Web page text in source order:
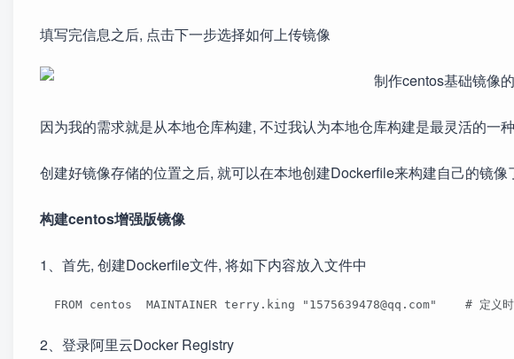
填写完信息之后, 点击下一步选择如何上传镜像
因为我的需求就是从本地仓库构建, 不过我认为本地仓库构建是最灵活的一
创建好镜像存储的位置之后, 就可以在本地创建Dockerfile来构建自己的镜像
构建centos增强版镜像
1、首先, 创建Dockerfile文件, 将如下内容放入文件中
FROM centos  MAINTAINER terry.king "1575639478@qq.com"    # 定
2、登录阿里云Docker Registry